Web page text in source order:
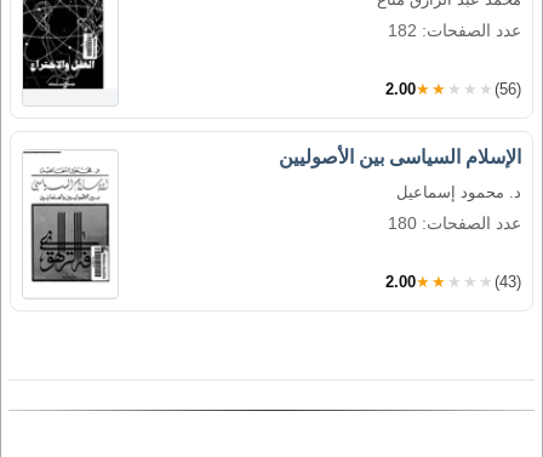
عدد الصفحات: 182
2.00★★★★★ (56)
الإسلام السياسى بين الأصوليين
د. محمود إسماعيل
عدد الصفحات: 180
2.00★★★★★ (43)